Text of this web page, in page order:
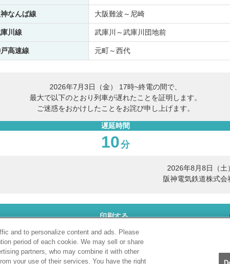
なんば線 大阪難波～尼崎
川線 武庫川～武庫川団地前
高速線 元町～西代
2026年7月3日（金） 17時~終電の間で、
最大で以下のとおり列車が遅れたことを証明します。
ご迷惑をおかけしたことをお詫び申し上げます。
遅延時間
10分
2026年8月8日（土）
阪神電気鉄道株式会
印刷する
PDF表示
and to personalize content and ads. Please
period of each cookie. We may sell or share
partners, who may combine it with other
your use of their services. You have the right